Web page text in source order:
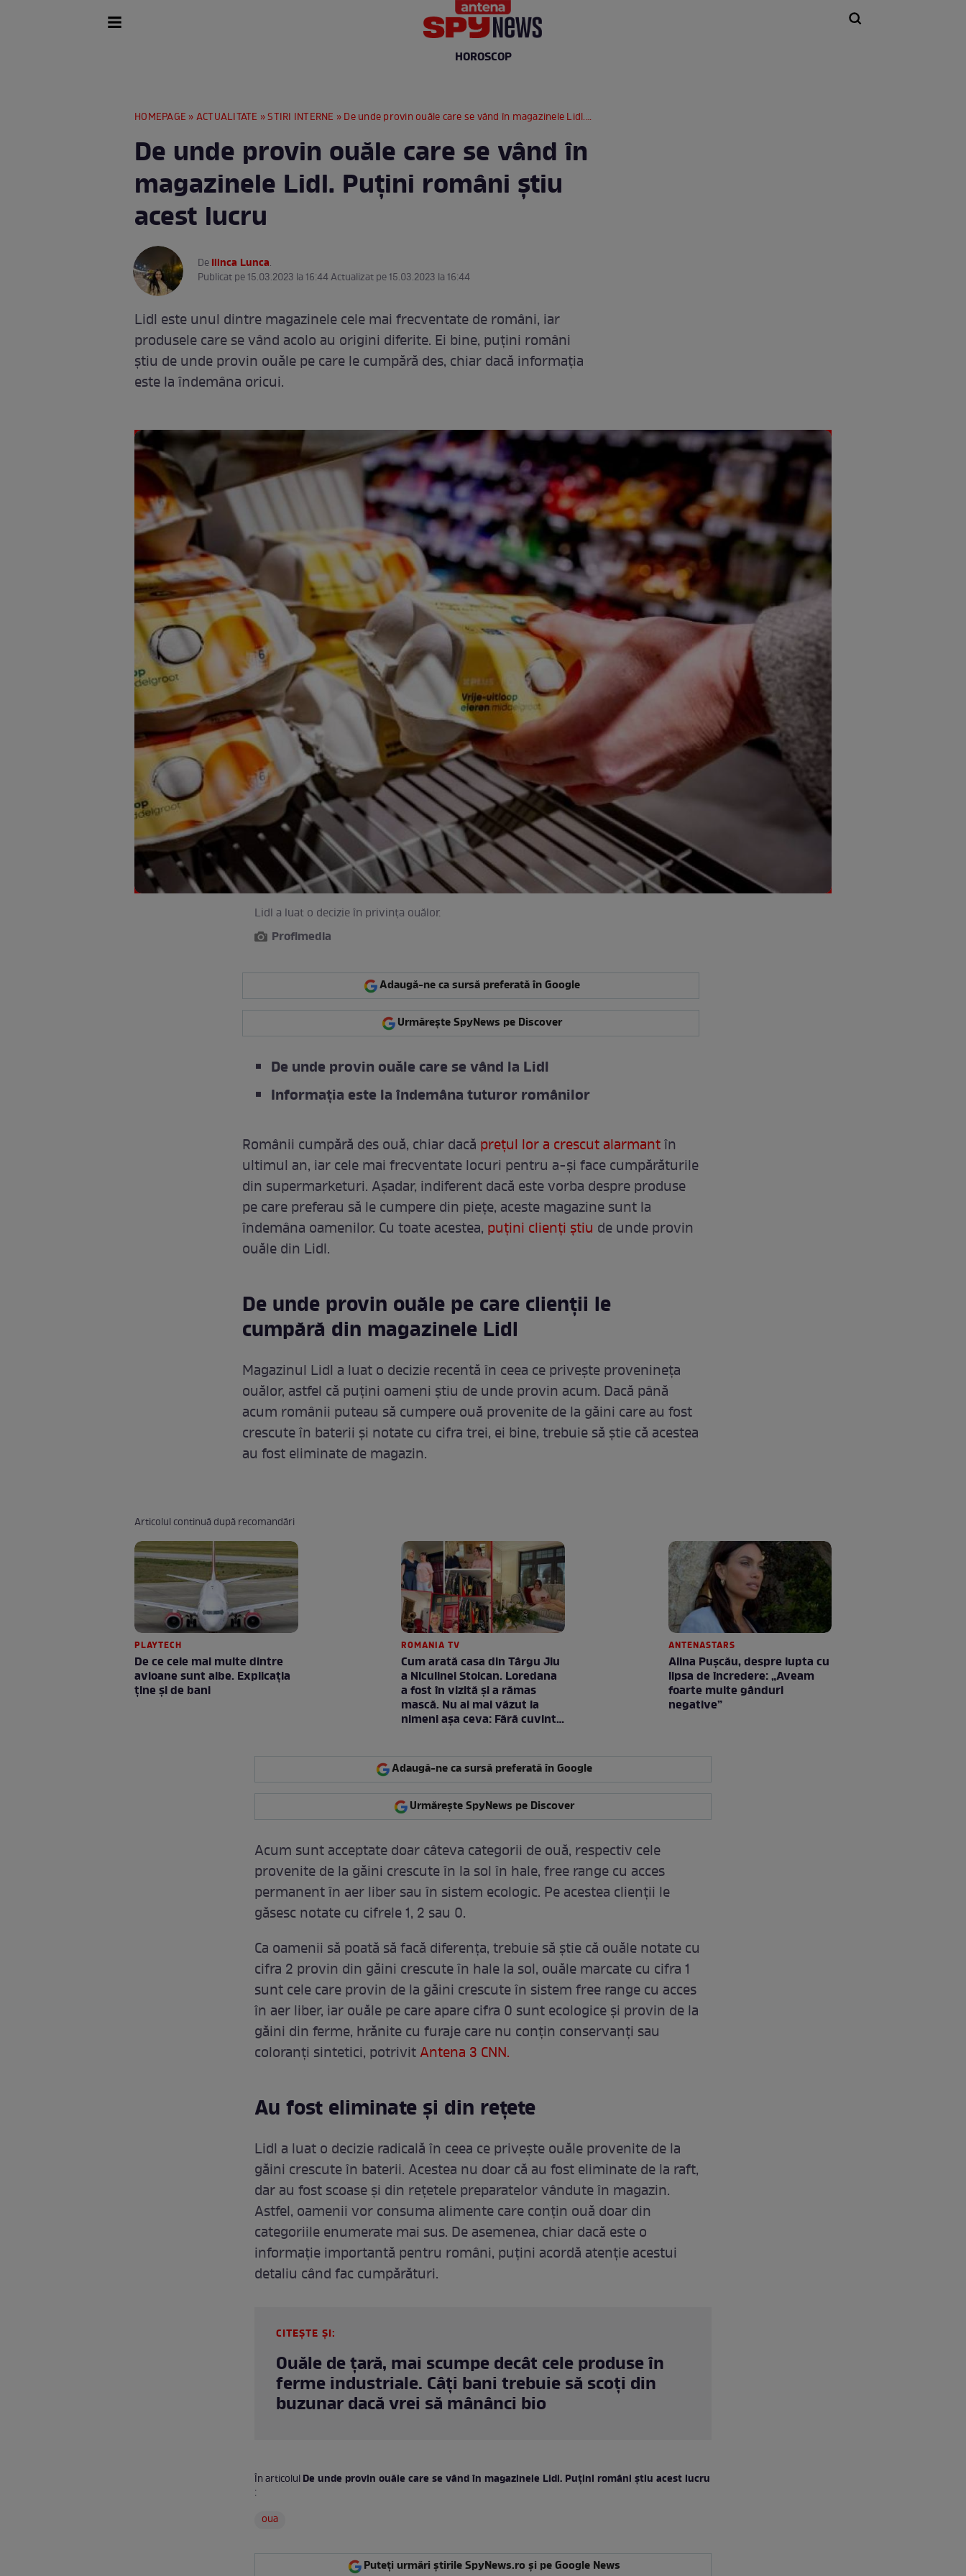
HOROSCOP
HOMEPAGE »ACTUALITATE »STIRI INTERNE » De unde provin ouăle care se vând în magazinele Lidl. Puțini români știu acest lucru
De unde provin ouăle care se vând în
magazinele Lidl. Puțini români știu
acest lucru
DeIlinca Lunca.
Publicat pe 15.03.2023 la 16:44 Actualizat pe 15.03.2023 la 16:44
Lidl este unul dintre magazinele cele mai frecventate de români, iar
produsele care se vând acolo au origini diferite. Ei bine, puțini români
știu de unde provin ouăle pe care le cumpără des, chiar dacă informația
este la îndemâna oricui.
Lidl a luat o decizie în privința ouălor.
Profimedia
Adaugă-ne ca sursă preferată în Google
Urmărește SpyNews pe Discover
De unde provin ouăle care se vând la Lidl
Informația este la îndemâna tuturor românilor
Românii cumpără des ouă, chiar dacă prețul lor a crescut alarmantîn
ultimul an, iar cele mai frecventate locuri pentru a-și face cumpărăturile
din supermarketuri. Așadar, indiferent dacă este vorba despre produse
pe care preferau să le cumpere din piețe, aceste magazine sunt la
îndemâna oamenilor. Cu toate acestea, puțini clienți știu de unde provin
ouăle din Lidl.
De unde provin ouăle pe care clienții le
cumpără din magazinele Lidl
Magazinul Lidl a luat o decizie recentă în ceea ce privește provenineța
ouălor, astfel că puțini oameni știu de unde provin acum. Dacă până
acum românii puteau să cumpere ouă provenite de la găini care au fost
crescute în baterii și notate cu cifra trei, ei bine, trebuie să știe că acestea
au fost eliminate de magazin.
Articolul continuă după recomandări
PLAYTECH
De ce cele mai multe dintre
avioane sunt albe. Explicația
ține și de bani
ROMANIA TV
Cum arată casa din Târgu Jiu
a Niculinei Stoican. Loredana
a fost în vizită și a rămas
mască. Nu ai mai văzut la
nimeni așa ceva: Fără cuvinte
ANTENASTARS
Alina Pușcău, despre lupta cu
lipsa de încredere: „Aveam
foarte multe gânduri
negative”
Adaugă-ne ca sursă preferată în Google
Urmărește SpyNews pe Discover
Acum sunt acceptate doar câteva categorii de ouă, respectiv cele
provenite de la găini crescute în la sol în hale, free range cu acces
permanent în aer liber sau în sistem ecologic. Pe acestea clienții le
găsesc notate cu cifrele 1, 2 sau 0.
Ca oamenii să poată să facă diferența, trebuie să știe că ouăle notate cu
cifra 2 provin din găini crescute în hale la sol, ouăle marcate cu cifra 1
sunt cele care provin de la găini crescute în sistem free range cu acces
în aer liber, iar ouăle pe care apare cifra 0 sunt ecologice și provin de la
găini din ferme, hrănite cu furaje care nu conțin conservanți sau
coloranți sintetici, potrivitAntena 3 CNN.
Au fost eliminate și din rețete
Lidl a luat o decizie radicală în ceea ce privește ouăle provenite de la
găini crescute în baterii. Acestea nu doar că au fost eliminate de la raft,
dar au fost scoase și din rețetele preparatelor vândute în magazin.
Astfel, oamenii vor consuma alimente care conțin ouă doar din
categoriile enumerate mai sus. De asemenea, chiar dacă este o
informație importantă pentru români, puțini acordă atenție acestui
detaliu când fac cumpărături.
CITEȘTE ȘI:
Ouăle de țară, mai scumpe decât cele produse în
ferme industriale. Câți bani trebuie să scoți din
buzunar dacă vrei să mânânci bio
În articolulDe unde provin ouăle care se vând în magazinele Lidl. Puțini români știu acest lucru
:
oua
Puteți urmări știrile SpyNews.ro și pe Google News